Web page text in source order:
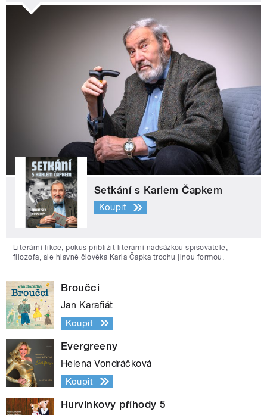
Setkání s Karlem Čapkem
Koupit
Literární fikce, pokus přiblížit literární nadsázkou spisovatele,
filozofa, ale hlavně člověka Karla Čapka trochu jinou formou.
Broučci
Jan Karafiát
Koupit
Evergreeny
Helena Vondráčková
Koupit
Hurvínkovy příhody 5